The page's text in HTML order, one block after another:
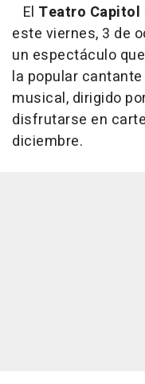
El Teatro Capitol
este viernes, 3 de
un espectáculo
la popular
musical, dirigido
disfrutarse en
diciembre.